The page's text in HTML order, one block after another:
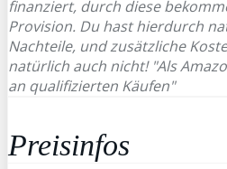
finanziert, durch diese
Provision. Du hast hierdurch
Nachteile, und zusätzliche
natürlich auch nicht! "Als
an qualifizierten Käufen"
Preisinfos